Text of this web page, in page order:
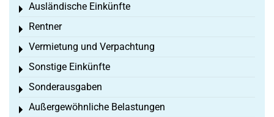
Ausländische Einkünfte
Toggle menu
Rentner
Toggle menu
Vermietung und Verpachtung
Toggle menu
Sonstige Einkünfte
Toggle menu
Sonderausgaben
Toggle menu
Außergewöhnliche Belastungen
Toggle menu